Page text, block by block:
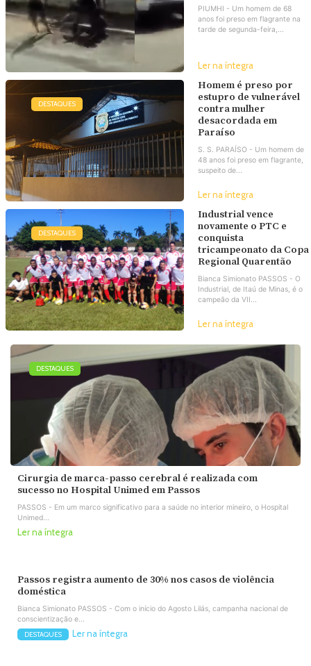
PIUMHI - Um homem de 68
anos foi preso em flagrante na
tarde de segunda-feira,...
Ler na íntegra
DESTAQUES
Homem é preso por
estupro de vulnerável
contra mulher
desacordada em
Paraíso
S. S. PARAÍSO - Um homem de
48 anos foi preso em flagrante,
suspeito de...
Ler na íntegra
DESTAQUES
Industrial vence
novamente o PTC e
conquista
tricampeonato da Copa
Regional Quarentão
Bianca Simionato PASSOS - O
Industrial, de Itaú de Minas, é o
campeão da VII...
Ler na íntegra
DESTAQUES
Cirurgia de marca-passo cerebral é realizada com
sucesso no Hospital Unimed em Passos
PASSOS - Em um marco significativo para a saúde no interior mineiro, o Hospital
Unimed...
Ler na íntegra
Passos registra aumento de 30% nos casos de violência
doméstica
Bianca Simionato PASSOS - Com o início do Agosto Lilás, campanha nacional de
conscientização e...
DESTAQUES Ler na íntegra